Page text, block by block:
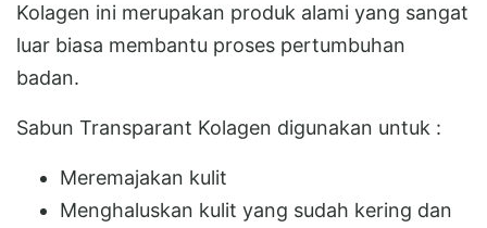
Kolagen ini merupakan produk alami yang sangat
luar biasa membantu proses pertumbuhan
badan.
Sabun Transparant Kolagen digunakan untuk :
Meremajakan kulit
Menghaluskan kulit yang sudah kering dan